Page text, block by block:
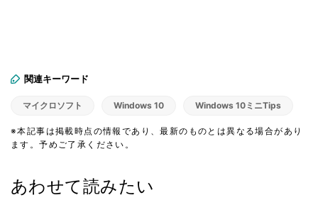
関連キーワード
マイクロソフト Windows 10 Windows 10ミニTips
※本記事は掲載時点の情報であり、最新のものとは異なる場合があり
ます。予めご了承ください。
あわせて読みたい